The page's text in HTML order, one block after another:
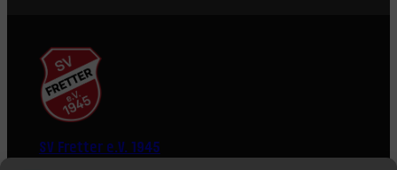
SV Fretter e.V. 1945